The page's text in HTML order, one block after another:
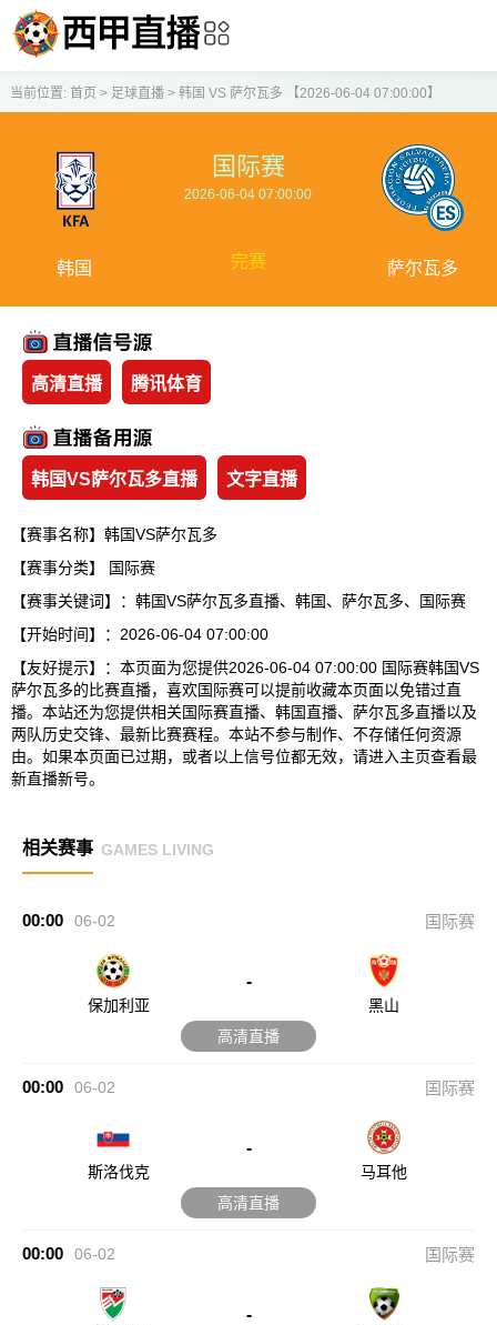
当前位置: 首页 > 足球直播> 韩国 VS 萨尔瓦多 【2026-06-04 07:00:00】
韩国
国际赛
2026-06-04 07:00:00
完赛 萨尔瓦多
高清直播 腾讯体育
韩国VS萨尔瓦多直播 文字直播
【赛事名称】韩国VS萨尔瓦多
【赛事分类】
国际赛
【赛事关键词】：韩国VS萨尔瓦多直播、韩国、萨尔瓦多、国际赛
【开始时间】：2026-06-04 07:00:00
【友好提示】：本页面为您提供2026-06-04 07:00:00 国际赛韩国VS
萨尔瓦多的比赛直播，喜欢国际赛可以提前收藏本页面以免错过直
播。本站还为您提供相关国际赛直播、韩国直播、萨尔瓦多直播以及
两队历史交锋、最新比赛赛程。本站不参与制作、不存储任何资源
由。如果本页面已过期，或者以上信号位都无效，请进入主页查看最
新直播新号。
相关赛事 GAMES LIVING
00:00 06-02 国际赛
保加利亚
-
黑山
高清直播
00:00 06-02 国际赛
斯洛伐克
-
马耳他
高清直播
00:00 06-02 国际赛
-